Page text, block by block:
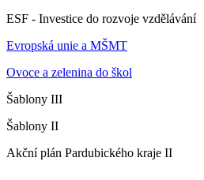
ESF - Investice do rozvoje vzdělávání
Evropská unie a MŠMT
Ovoce a zelenina do škol
Šablony III
Šablony II
Akční plán Pardubického kraje II